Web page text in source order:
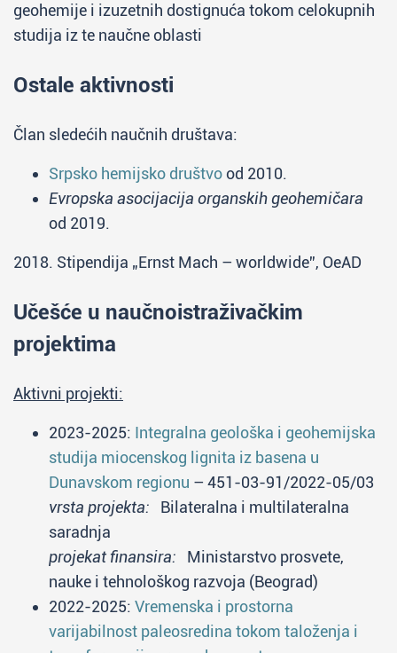
geohemije i izuzetnih dostignuća tokom celokupnih
studija iz te naučne oblasti
Ostale aktivnosti
Član sledećih naučnih društava:
Srpsko hemijsko društvood 2010.
Evropska asocijacija organskih geohemičara
od 2019.
2018. Stipendija „Ernst Mach – worldwide”, OeAD
Učešće u naučnoistraživačkim
projektima
Aktivni projekti:
2023-2025: Integralna geološka i geohemijska
studija miocenskog lignita iz basena u
Dunavskom regionu – 451-03-91/2022-05/03
vrsta projekta: Bilateralna i multilateralna
saradnja
projekat finansira: Ministarstvo prosvete,
nauke i tehnološkog razvoja (Beograd)
2022-2025: Vremenska i prostorna
varijabilnost paleosredina tokom taloženja i